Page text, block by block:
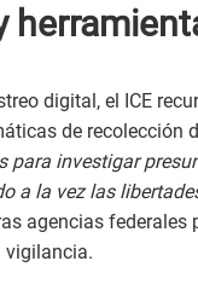
digital, el ICE
de recolección
para investigar
a la vez las
agencias federales
vigilancia.